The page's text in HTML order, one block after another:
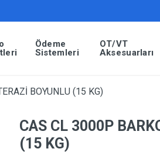
Ödeme
Sistemleri
OT/VT
Aksesuarları
BOYUNLU (15 KG)
CAS CL 3000P
(15 KG)